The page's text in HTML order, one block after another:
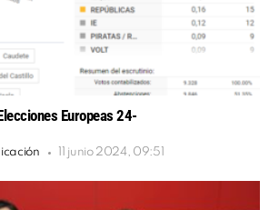
Europeas 24-
11 junio 2024, 09:51